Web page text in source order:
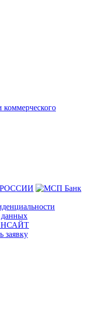
коммерческого
данных
заявку